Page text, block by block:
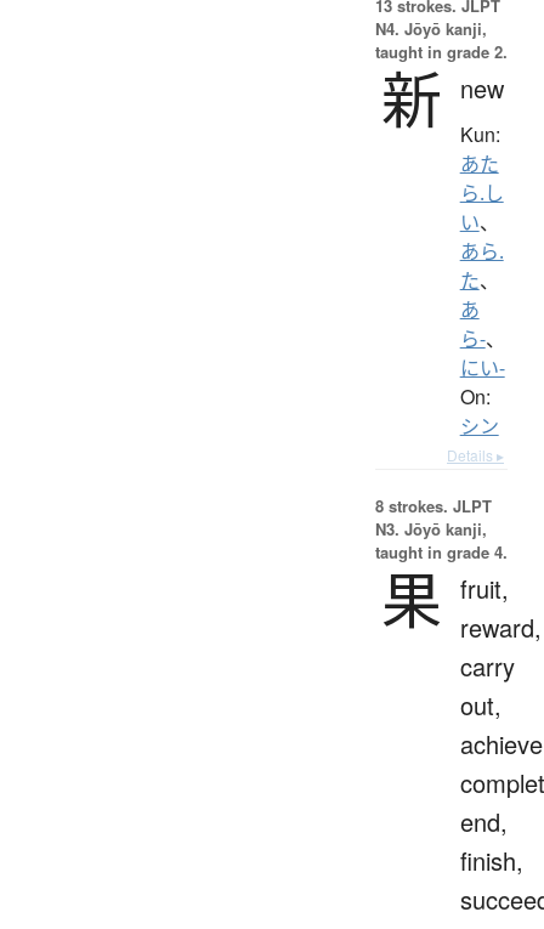
13 strokes. JLPT
N4. Jōyō kanji,
taught in grade 2.
新 new
Kun:
あた
ら.し
い、
あら.
た、
あ
ら-、
にい-
On:
シン
Details ▸
8 strokes. JLPT
N3. Jōyō kanji,
taught in grade 4.
果 fruit,
reward,
carry
out,
end,
finish,